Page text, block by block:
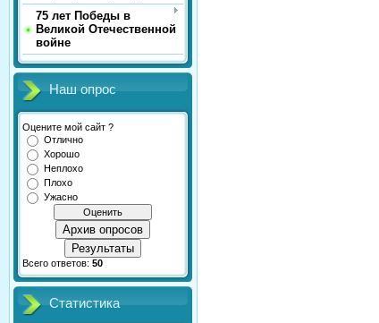
75 лет Победы в
Великой Отечественной
войне
Наш опрос
Оцените мой сайт ?
Отлично
Хорошо
Неплохо
Плохо
Ужасно
Архив опросов
Результаты
Всего ответов: 50
Статистика